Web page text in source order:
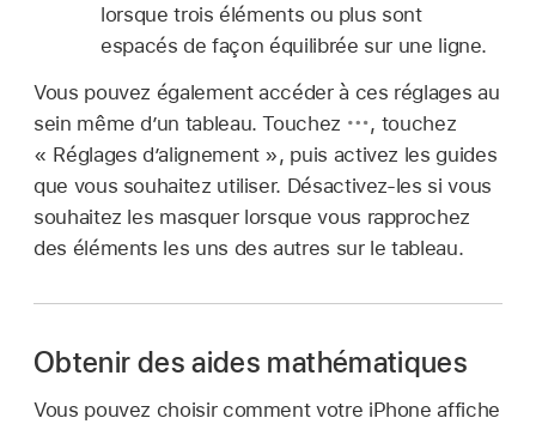
lorsque trois éléments ou plus sont
espacés de façon équilibrée sur une ligne.
Vous pouvez également accéder à ces réglages au
sein même d’un tableau. Touchez
, touchez
« Réglages d’alignement », puis activez les guides
que vous souhaitez utiliser. Désactivez-les si vous
souhaitez les masquer lorsque vous rapprochez
des éléments les uns des autres sur le tableau.
Obtenir des aides mathématiques
Vous pouvez choisir comment votre iPhone affiche